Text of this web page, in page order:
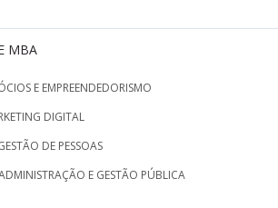
MBA
E EMPREENDEDORISMO
DIGITAL
DE PESSOAS
E GESTÃO PÚBLICA